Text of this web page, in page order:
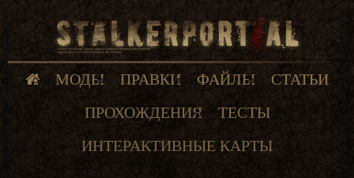
МОДЫ ПРАВКИ ФАЙЛЫ
СТАТЬИ
ПРОХОЖДЕНИЯ
ТЕСТЫ
ИНТЕРАКТИВНЫЕ КАРТЫ